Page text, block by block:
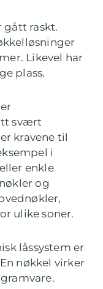
gått raskt.
Likevel har
plass.
svært
kravene til
i
enkle
og
ulike soner.
låssystem er
nøkkel virker